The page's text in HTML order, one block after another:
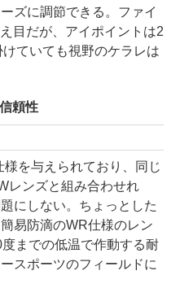
ズに調節できる。ファイ
目だが、アイポイントは2
ていても視野のケラレは
頼性
を与えられており、同じ
レンズと組み合わせれ
にしない。ちょっとした
易防滴のWR仕様のレン
までの低温で作動する耐
スポーツのフィールドに